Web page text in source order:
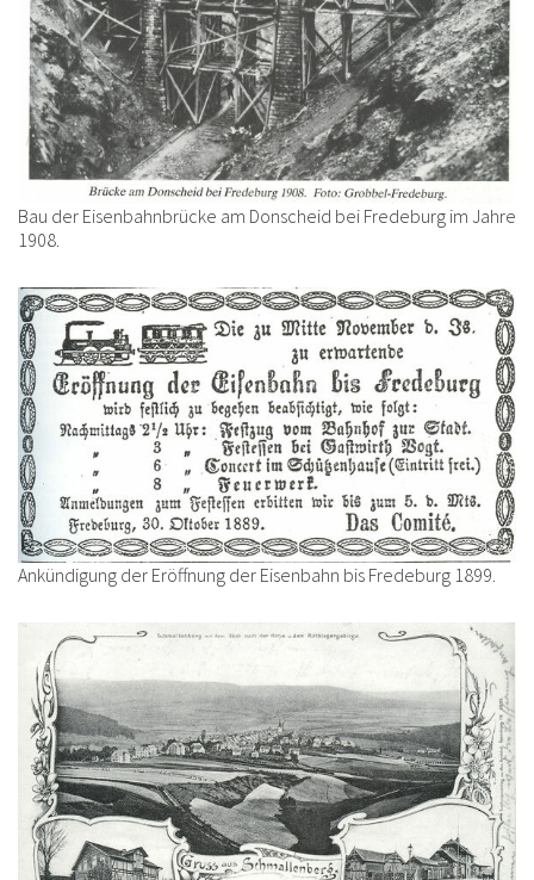
Bau der Eisenbahnbrücke am Donscheid bei Fredeburg im Jahre
1908.
Ankündigung der Eröffnung der Eisenbahn bis Fredeburg 1899.